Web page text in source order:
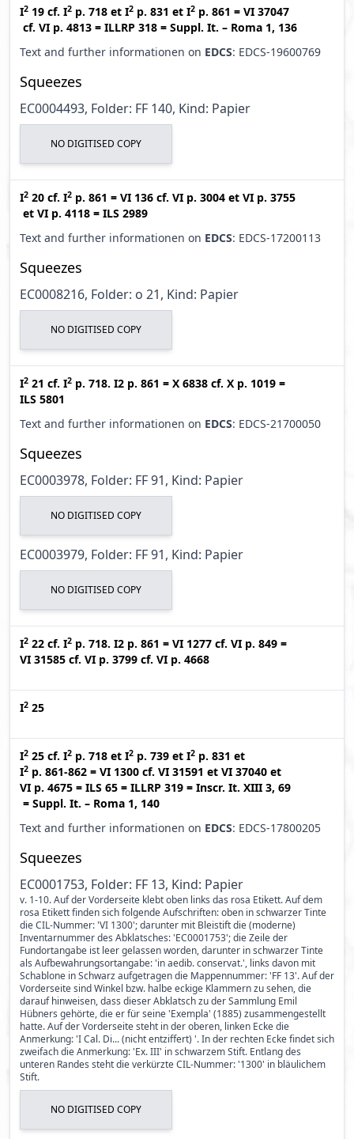
I2 19 cf. I2 p. 718 et I2 p. 831 et I2 p. 861 = VI 37047
cf. VI p. 4813 = ILLRP 318 = Suppl. It. – Roma 1, 136
Text and further informationen on EDCS: EDCS-19600769
Squeezes
EC0004493, Folder: FF 140, Kind: Papier
NO DIGITISED COPY
I2 20 cf. I2 p. 861 = VI 136 cf. VI p. 3004 et VI p. 3755
et VI p. 4118 = ILS 2989
Text and further informationen on EDCS: EDCS-17200113
Squeezes
EC0008216, Folder: o 21, Kind: Papier
NO DIGITISED COPY
I2 21 cf. I2 p. 718. I2 p. 861 = X 6838 cf. X p. 1019 =
ILS 5801
Text and further informationen on EDCS: EDCS-21700050
Squeezes
EC0003978, Folder: FF 91, Kind: Papier
NO DIGITISED COPY
EC0003979, Folder: FF 91, Kind: Papier
NO DIGITISED COPY
I2 22 cf. I2 p. 718. I2 p. 861 = VI 1277 cf. VI p. 849 =
VI 31585 cf. VI p. 3799 cf. VI p. 4668
I2 25
I2 25 cf. I2 p. 718 et I2 p. 739 et I2 p. 831 et
I2 p. 861-862 = VI 1300 cf. VI 31591 et VI 37040 et
VI p. 4675 = ILS 65 = ILLRP 319 = Inscr. It. XIII 3, 69
= Suppl. It. – Roma 1, 140
Text and further informationen on EDCS: EDCS-17800205
Squeezes
EC0001753, Folder: FF 13, Kind: Papier
v. 1-10. Auf der Vorderseite klebt oben links das rosa Etikett. Auf dem
rosa Etikett finden sich folgende Aufschriften: oben in schwarzer Tinte
die CIL-Nummer: 'VI 1300'; darunter mit Bleistift die (moderne)
Inventarnummer des Abklatsches: 'EC0001753'; die Zeile der
Fundortangabe ist leer gelassen worden, darunter in schwarzer Tinte
als Aufbewahrungsortangabe: 'in aedib. conservat.', links davon mit
Schablone in Schwarz aufgetragen die Mappennummer: 'FF 13'. Auf der
Vorderseite sind Winkel bzw. halbe eckige Klammern zu sehen, die
darauf hinweisen, dass dieser Abklatsch zu der Sammlung Emil
Hübners gehörte, die er für seine 'Exempla' (1885) zusammengestellt
hatte. Auf der Vorderseite steht in der oberen, linken Ecke die
Anmerkung: 'I Cal. Di... (nicht entziffert) '. In der rechten Ecke findet sich
zweifach die Anmerkung: 'Ex. III' in schwarzem Stift. Entlang des
unteren Randes steht die verkürzte CIL-Nummer: '1300' in bläulichem
Stift.
NO DIGITISED COPY